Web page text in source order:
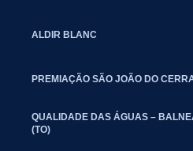
ALDIR BLANC
PREMIAÇÃO SÃO JOÃO DO
QUALIDADE DAS ÁGUAS –
(TO)